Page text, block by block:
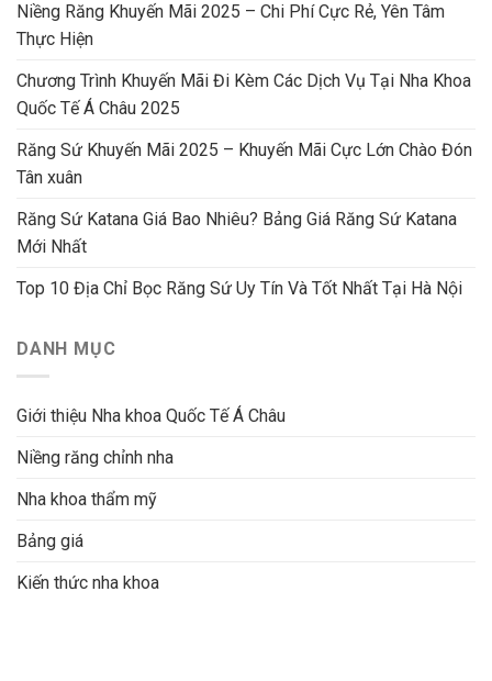
Niềng Răng Khuyến Mãi 2025 – Chi Phí Cực Rẻ, Yên Tâm
Thực Hiện
Chương Trình Khuyến Mãi Đi Kèm Các Dịch Vụ Tại Nha Khoa
Quốc Tế Á Châu 2025
Răng Sứ Khuyến Mãi 2025 – Khuyến Mãi Cực Lớn Chào Đón
Tân xuân
Răng Sứ Katana Giá Bao Nhiêu? Bảng Giá Răng Sứ Katana
Mới Nhất
Top 10 Địa Chỉ Bọc Răng Sứ Uy Tín Và Tốt Nhất Tại Hà Nội
DANH MỤC
Giới thiệu Nha khoa Quốc Tế Á Châu
Niềng răng chỉnh nha
Nha khoa thẩm mỹ
Bảng giá
Kiến thức nha khoa